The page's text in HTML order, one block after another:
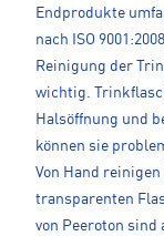
Endprodukte
nach ISO
Reinigung der
wichtig.
Halsöffnung und
können sie
Von Hand
transparenten
von Peeroton